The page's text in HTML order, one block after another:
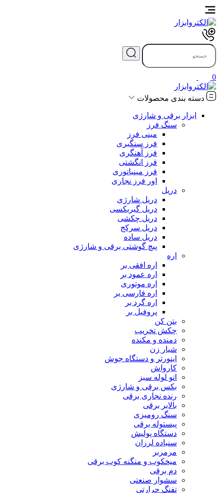
0
دسته بندی محصولات
ابزار برقی و شارژی
سنگ فرز
مینی فرز
فرز سنگبری
فرز آهنگری
فرز انگشتی
فرز مینیاتوری
اور فرز نجاری
دریل
دریل شارژی
دریل گیربکسی
دریل چکشی
دریل سرکج
دریل ساده
پیچ گوشتی برقی و شارژی
اره
اره افقی بر
اره عمود بر
اره موتوری
اره فارسی بر
اره گرد بر
پروفیل بر
بتن کن
چکش تخریب
دمنده و مکنده
شیار زن
اینورتر و دستگاه جوش
کارواش
اتو لوله سبز
بکس برقی و شارژی
رنده نجاری برقی
بالابر برقی
سنگ رومیزی
پیستوله برقی
دستگاه پولیش
سنباده لرزان
مرمربر
میخکوب و منگنه کوب برقی
دم برقی
سشوار صنعتی
تفنگ حرارتی